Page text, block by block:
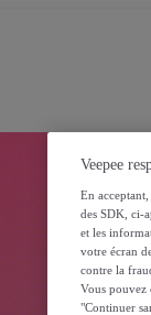
Veepee
En
des SDK, ci-
et les
votre écran
contre la
Vous pouvez
"Continuer